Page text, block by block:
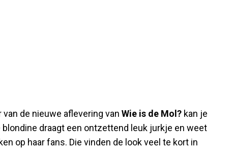
de nieuwe aflevering van Wie is de Mol? kan je
draagt een ontzettend leuk jurkje en weet
op haar fans. Die vinden de look veel te kort in